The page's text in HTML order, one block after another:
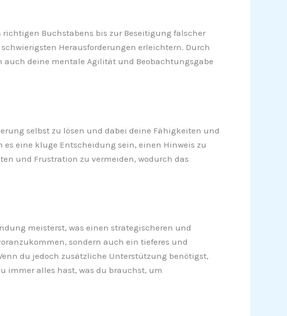
Buchstabens bis zur Beseitigung falscher
Herausforderungen erleichtern. Durch
deine mentale Agilität und Beobachtungsgabe
selbst zu lösen und dabei deine Fähigkeiten und
eine kluge Entscheidung sein, einen Hinweis zu
und Frustration zu vermeiden, wodurch das
meisterst, was einen strategischeren und
sondern auch ein tieferes und
du jedoch zusätzliche Unterstützung benötigst,
immer alles hast, was du brauchst, um